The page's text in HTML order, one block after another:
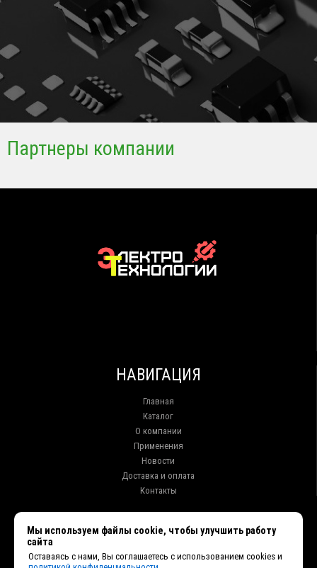
Партнеры компании
НАВИГАЦИЯ
Главная
Каталог
О компании
Применения
Новости
Доставка и оплата
Контакты
+7 (914) 010-76-83, 8 (3952) 93-27-93 - Отдел продаж
Мы используем файлы cookie, чтобы улучшить работу
сайта
Оставаясь с нами, Вы соглашаетесь с использованием cookies и